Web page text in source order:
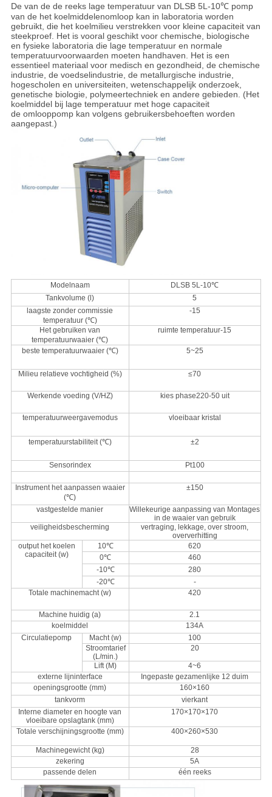
De van de de reeks lage temperatuur van DLSB 5L-10℃ pomp
van de het koelmiddelenomloop kan in laboratoria worden
gebruikt, die het koelmilieu verstrekken voor kleine capaciteit van
steekproef. Het is vooral geschikt voor chemische, biologische
en fysieke laboratoria die lage temperatuur en normale
temperatuurvoorwaarden moeten handhaven. Het is een
essentieel materiaal voor medisch en gezondheid, de chemische
industrie, de voedselindustrie, de metallurgische industrie,
hogescholen en universiteiten, wetenschappelijk onderzoek,
genetische biologie, polymeertechniek en andere gebieden. (Het
koelmiddel bij lage temperatuur met hoge capaciteit
de omlooppomp kan volgens gebruikersbehoeften worden
aangepast.)
Modelnaam
DLSB 5L-10℃
Tankvolume (l)
5
laagste zonder commissie
temperatuur (℃)
-15
Het gebruiken van
temperatuurwaaier (℃)
ruimte temperatuur-15
beste temperatuurwaaier (℃) 5~25
Milieu relatieve vochtigheid (%) ≤70
Werkende voeding (V/HZ) kies phase220-50 uit
temperatuurweergavemodus vloeibaar kristal
temperatuurstabiliteit (℃) ±2
Sensorindex Pt100
Instrument het aanpassen waaier
(℃)
±150
vastgestelde manier
Willekeurige aanpassing van Montages
in de waaier van gebruik
veiligheidsbescherming
vertraging, lekkage, over stroom,
oververhitting
output het koelen
capaciteit (w)
10℃
620
0℃
460
-10℃
280
-20℃
-
Totale machinemacht (w)
420
Machine huidig (a)
2.1
koelmiddel
134A
Circulatiepomp
Macht (w)
100
Stroomtarief
(L/min.)
20
Lift (M)
4~6
externe lijninterface
Ingepaste gezamenlijke 12 duim
openingsgrootte (mm)
160×160
tankvorm
vierkant
Interne diameter en hoogte van
vloeibare opslagtank (mm)
170×170×170
Totale verschijningsgrootte (mm) 400×260×530
Machinegewicht (kg)
28
zekering
5A
passende delen
één reeks